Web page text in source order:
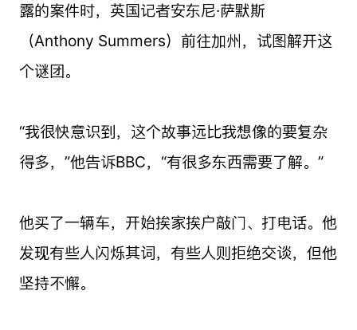
露的案件时，英国记者安东尼·萨默斯
（Anthony Summers）前往加州，试图解开这
个谜团。
“我很快意识到，这个故事远比我想像的要复杂
得多，”他告诉BBC，“有很多东西需要了解。”
他买了一辆车，开始挨家挨户敲门、打电话。他
发现有些人闪烁其词，有些人则拒绝交谈，但他
坚持不懈。